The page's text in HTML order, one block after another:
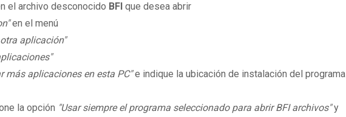
el archivo desconocido BFI que desea abrir
en el menú
otra aplicación"
más aplicaciones en esta PC"e indique la ubicación de instalación del programa
la opción "Usar siempre el programa seleccionado para abrir BFI archivos"y